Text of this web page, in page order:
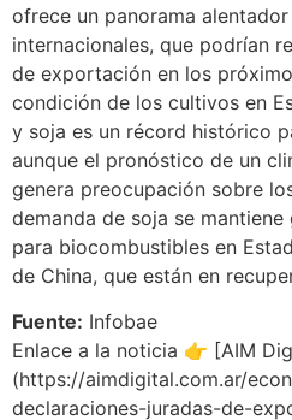
ofrece un panorama
internacionales, que podrían
de exportación en los
condición de los cultivos en
y soja es un récord histórico
aunque el pronóstico de un
genera preocupación sobre
demanda de soja se
para biocombustibles en
de China, que están en
Fuente: Infobae
Enlace a la noticia 👉 [AIM
(https://aimdigital.com.ar/
declaraciones-juradas-de-